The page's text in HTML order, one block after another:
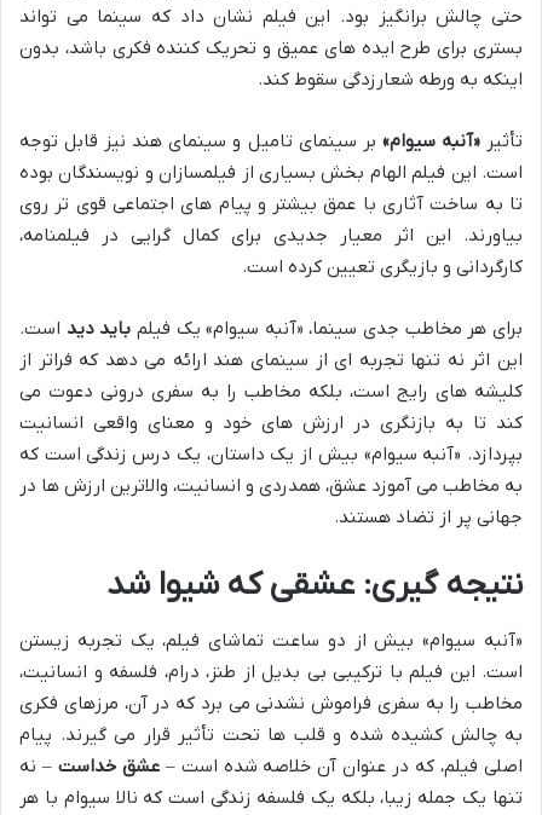
حتی چالش برانگیز بود. این فیلم نشان داد که سینما می تواند
بستری برای طرح ایده های عمیق و تحریک کننده فکری باشد، بدون
اینکه به ورطه شعارزدگی سقوط کند.
تأثیر«آنبه سیوام» بر سینمای تامیل و سینمای هند نیز قابل توجه
است. این فیلم الهام بخش بسیاری از فیلمسازان و نویسندگان بوده
تا به ساخت آثاری با عمق بیشتر و پیام های اجتماعی قوی تر روی
بیاورند. این اثر معیار جدیدی برای کمال گرایی در فیلمنامه،
کارگردانی و بازیگری تعیین کرده است.
برای هر مخاطب جدی سینما، «آنبه سیوام» یک فیلم باید دید است.
این اثر نه تنها تجربه ای از سینمای هند ارائه می دهد که فراتر از
کلیشه های رایج است، بلکه مخاطب را به سفری درونی دعوت می
کند تا به بازنگری در ارزش های خود و معنای واقعی انسانیت
بپردازد. «آنبه سیوام» بیش از یک داستان، یک درس زندگی است که
به مخاطب می آموزد عشق، همدردی و انسانیت، والاترین ارزش ها در
جهانی پر از تضاد هستند.
نتیجه گیری: عشقی که شیوا شد
«آنبه سیوام» بیش از دو ساعت تماشای فیلم، یک تجربه زیستن
است. این فیلم با ترکیبی بی بدیل از طنز، درام، فلسفه و انسانیت،
مخاطب را به سفری فراموش نشدنی می برد که در آن، مرزهای فکری
به چالش کشیده شده و قلب ها تحت تأثیر قرار می گیرند. پیام
اصلی فیلم، که در عنوان آن خلاصه شده است –عشق خداست – نه
تنها یک جمله زیبا، بلکه یک فلسفه زندگی است که نالا سیوام با هر